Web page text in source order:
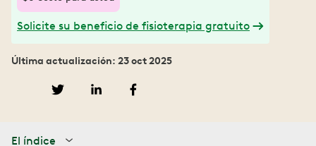
Solicite su beneficio de fisioterapia gratuito
Última actualización: 23 oct 2025
El índice